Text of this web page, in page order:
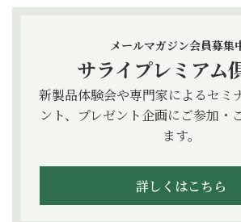
メールマガジン会員募集
サライプレミアム
新製品体験会や専門家によるセミ
ント、プレゼント企画にご参加・
ます。
詳しくはこちら